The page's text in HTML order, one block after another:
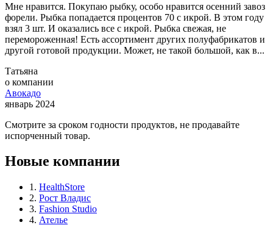
Мне нравится. Покупаю рыбку, особо нравится осенний завоз
форели. Рыбка попадается процентов 70 с икрой. В этом году
взял 3 шт. И оказались все с икрой. Рыбка свежая, не
перемороженная! Есть ассортимент других полуфабрикатов и
другой готовой продукции. Может, не такой большой, как в...
Татьяна
о компании
Авокадо
январь 2024
Смотрите за сроком годности продуктов, не продавайте
испорченный товар.
Новые компании
1. HealthStore
2. Рост Владис
3. Fashion Studio
4. Ателье